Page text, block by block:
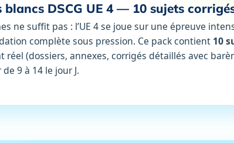
blancs DSCG UE 4 — 10 sujets
ne suffit pas : l’UE 4 se joue sur une épreuve
complète sous pression. Ce pack contient 10
réel (dossiers, annexes, corrigés détaillés avec
9 à 14 le jour J.